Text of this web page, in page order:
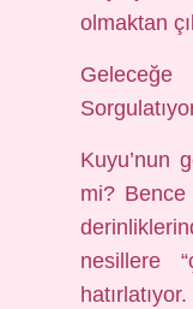
olmaktan
Geleceğe
Kuyu’nun
mi?
nesillere